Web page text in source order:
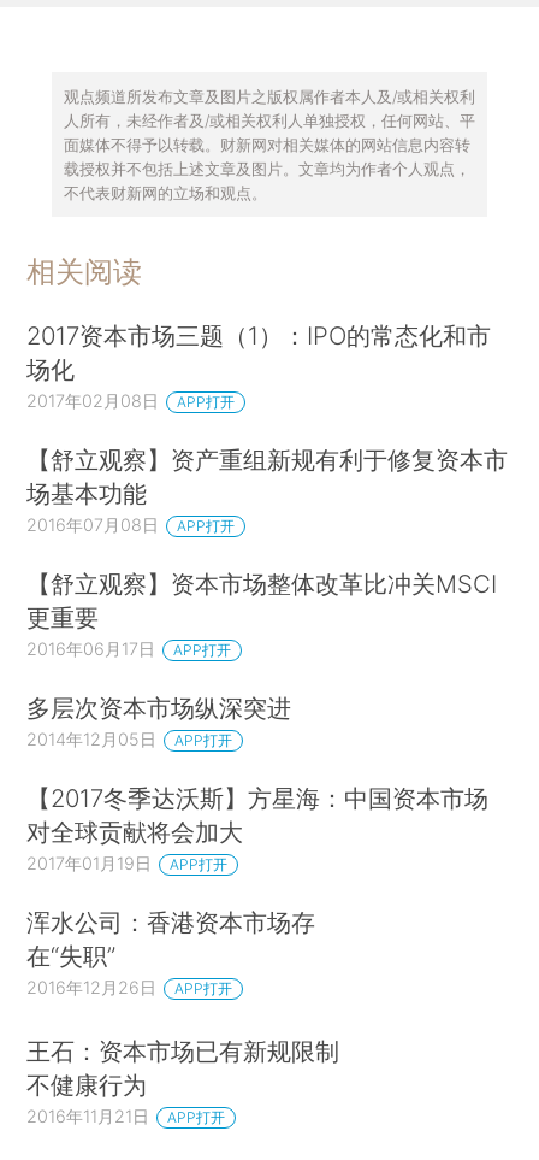
观点频道所发布文章及图片之版权属作者本人及/或相关权利
人所有，未经作者及/或相关权利人单独授权，任何网站、平
面媒体不得予以转载。财新网对相关媒体的网站信息内容转
载授权并不包括上述文章及图片。文章均为作者个人观点，
不代表财新网的立场和观点。
相关阅读
2017资本市场三题（1）：IPO的常态化和市
场化
2017年02月08日 APP打开
【舒立观察】资产重组新规有利于修复资本市
场基本功能
2016年07月08日 APP打开
【舒立观察】资本市场整体改革比冲关MSCI
更重要
2016年06月17日 APP打开
多层次资本市场纵深突进
2014年12月05日 APP打开
【2017冬季达沃斯】方星海：中国资本市场
对全球贡献将会加大
2017年01月19日 APP打开
浑水公司：香港资本市场存
在“失职”
2016年12月26日 APP打开
王石：资本市场已有新规限制
不健康行为
2016年11月21日 APP打开